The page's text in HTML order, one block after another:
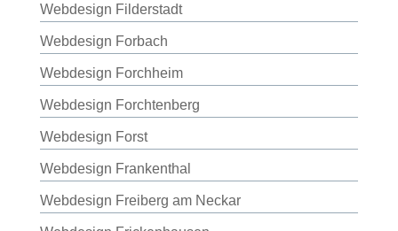
Webdesign Filderstadt
Webdesign Forbach
Webdesign Forchheim
Webdesign Forchtenberg
Webdesign Forst
Webdesign Frankenthal
Webdesign Freiberg am Neckar